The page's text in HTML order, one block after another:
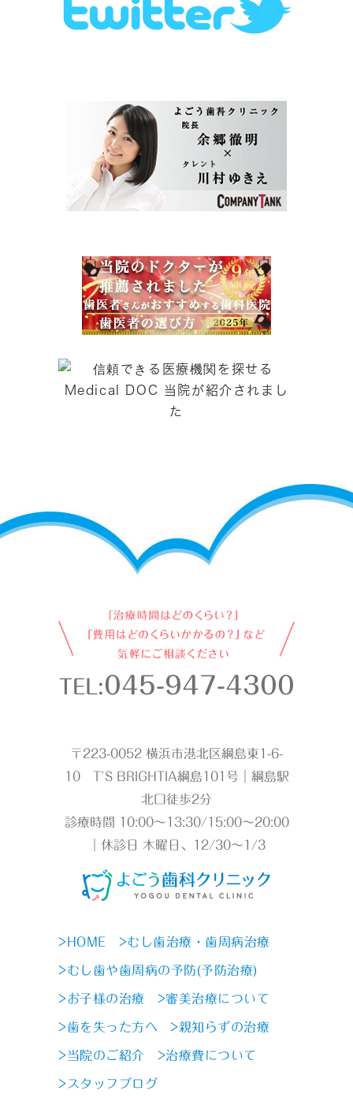
TEL:045-947-4300
〒223-0052 横浜市港北区綱島東1-6-
10 T`S BRIGHTIA綱島101号｜綱島駅
北口徒歩2分
診療時間 10:00～13:30/15:00～20:00
｜休診日 木曜日、12/30～1/3
>HOME >むし歯治療・歯周病治療
>むし歯や歯周病の予防(予防治療)
>お子様の治療 >審美治療について
>歯を失った方へ >親知らずの治療
>当院のご紹介 >治療費について
>スタッフブログ